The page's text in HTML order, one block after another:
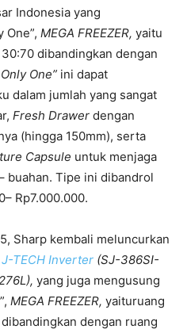
Indonesia yang
One”, MEGA FREEZER, yaitu
dibandingkan dengan
One” ini dapat
dalam jumlah yang sangat
Fresh Drawer dengan
(hingga 150mm), serta
Capsule untuk menjaga
buahan. Tipe ini dibandrol
Rp7.000.000.
Sharp kembali meluncurkan
J-TECH Inverter (SJ-386SI-
yang juga mengusung
MEGA FREEZER, yaituruang
dengan ruang